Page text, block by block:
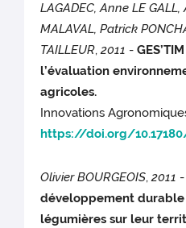
LAGADEC, Anne LE
MALAVAL, Patrick
TAILLEUR,2011 -
l’évaluation
agricoles.
Innovations
https://doi.org/
Olivier BOURGEOIS,2011 -
développement
légumières sur leur